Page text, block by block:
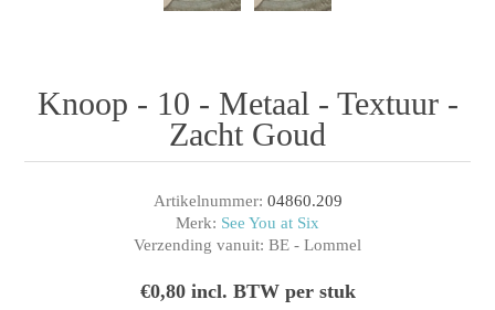
Knoop - 10 - Metaal - Textuur -
Zacht Goud
Artikelnummer: 04860.209
Merk: See You at Six
Verzending vanuit: BE - Lommel
€0,80 incl. BTW per stuk